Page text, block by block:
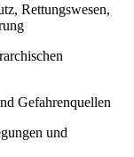
Rettungswesen,
Gefahrenquellen
und